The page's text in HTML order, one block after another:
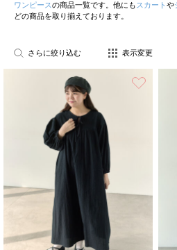
ワンピースの商品一覧です。他にも スカート や
どの商品を取り揃えております。
さらに絞り込む 表示変更